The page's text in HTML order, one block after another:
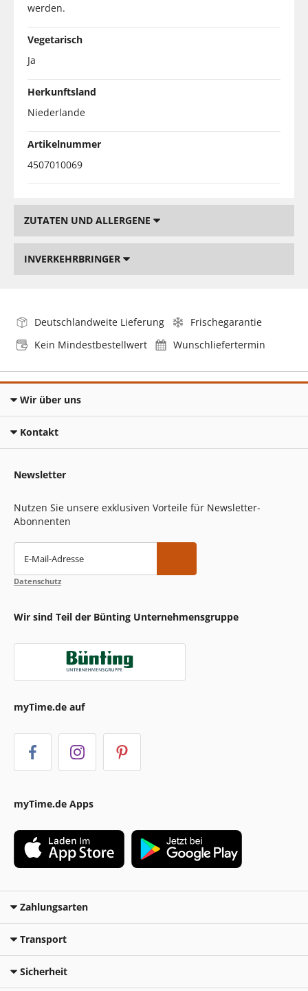
werden.
Vegetarisch
Ja
Herkunftsland
Niederlande
Artikelnummer
4507010069
ZUTATEN UND ALLERGENE
INVERKEHRBRINGER
Deutschlandweite Lieferung
Frischegarantie
Kein Mindestbestellwert
Wunschliefertermin
Wir über uns
Kontakt
Newsletter
Nutzen Sie unsere exklusiven Vorteile für Newsletter-
Abonnenten
E-Mail-Adresse
Datenschutz
Wir sind Teil der Bünting Unternehmensgruppe
myTime.de auf
myTime.de Apps
Zahlungsarten
Transport
Sicherheit